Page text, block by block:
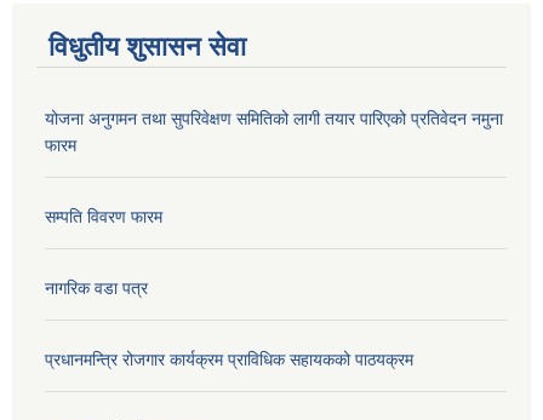
विधुतीय शुसासन सेवा
योजना अनुगमन तथा सुपरिवेक्षण समितिको लागी तयार पारिएको प्रतिवेदन नमुना
फारम
सम्पति विवरण फारम
नागरिक वडा पत्र
प्रधानमन्त्रि रोजगार कार्यक्रम प्राविधिक सहायकको पाठयक्रम